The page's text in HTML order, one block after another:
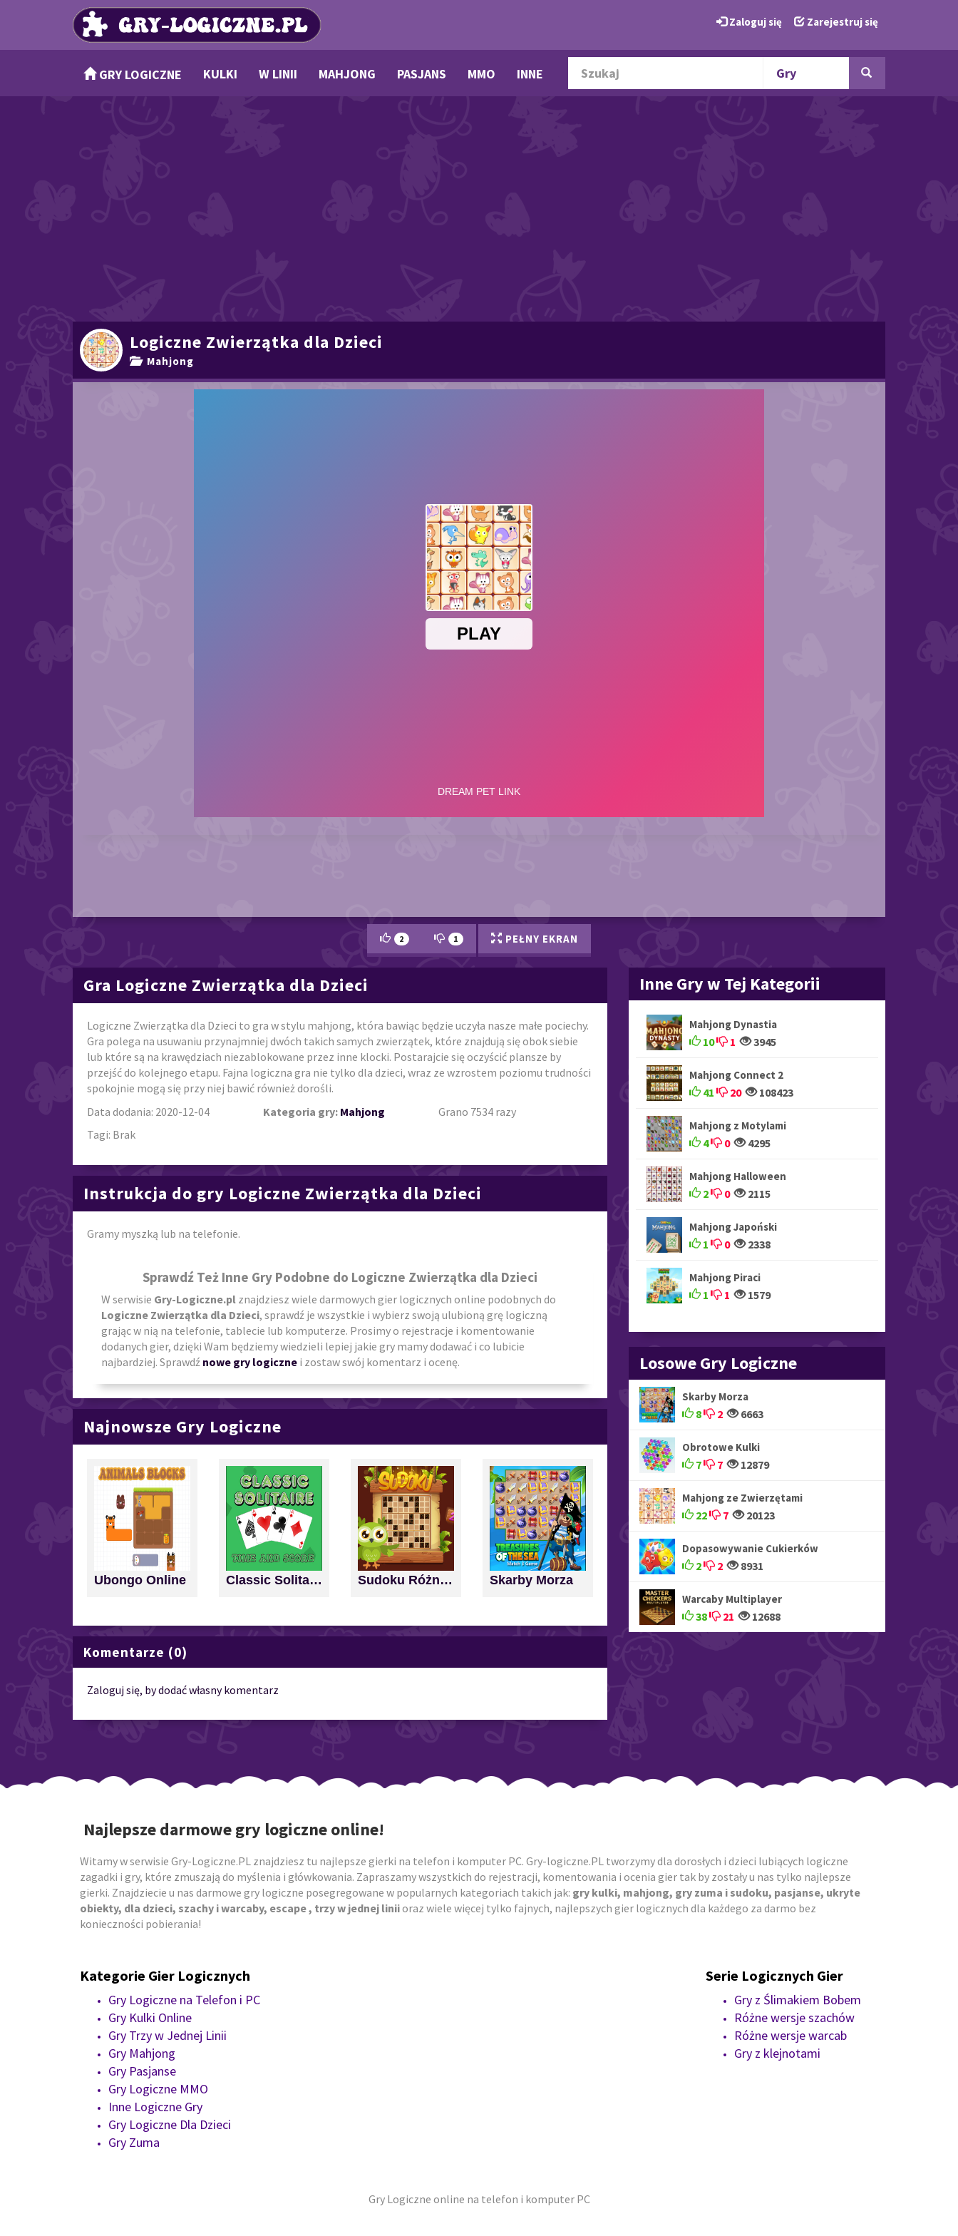
Zaloguj się Zarejestruj się
GRY LOGICZNE KULKI W LINII MAHJONG PASJANS MMO INNE
Logiczne Zwierzątka dla Dzieci
Mahjong
2 1 PEŁNY EKRAN
Inne Gry w Tej Kategorii
Mahjong Dynastia
10 1 3945
Mahjong Connect 2
41 20 108423
Mahjong z Motylami
4 0 4295
Mahjong Halloween
2 0 2115
Mahjong Japoński
1 0 2338
Mahjong Piraci
1 1 1579
Losowe Gry Logiczne
Skarby Morza
8 2 6663
Obrotowe Kulki
7 7 12879
Mahjong ze Zwierzętami
22 7 20123
Dopasowywanie Cukierków
2 2 8931
Warcaby Multiplayer
38 21 12688
Gra Logiczne Zwierzątka dla Dzieci
Logiczne Zwierzątka dla Dzieci to gra w stylu mahjong, która bawiąc będzie uczyła nasze małe pociechy.
Gra polega na usuwaniu przynajmniej dwóch takich samych zwierzątek, które znajdują się obok siebie
lub które są na krawędziach niezablokowane przez inne klocki. Postarajcie się oczyścić plansze by
przejść do kolejnego etapu. Fajna logiczna gra nie tylko dla dzieci, wraz ze wzrostem poziomu trudności
spokojnie mogą się przy niej bawić również dorośli.
Data dodania: 2020-12-04
Kategoria gry: Mahjong
Grano 7534 razy
Tagi: Brak
Instrukcja do gry Logiczne Zwierzątka dla Dzieci
Gramy myszką lub na telefonie.
Sprawdź Też Inne Gry Podobne do Logiczne Zwierzątka dla Dzieci
W serwisie Gry-Logiczne.pl znajdziesz wiele darmowych gier logicznych online podobnych do
Logiczne Zwierzątka dla Dzieci, sprawdź je wszystkie i wybierz swoją ulubioną grę logiczną
grając w nią na telefonie, tablecie lub komputerze. Prosimy o rejestracje i komentowanie
dodanych gier, dzięki Wam będziemy wiedzieli lepiej jakie gry mamy dodawać i co lubicie
najbardziej. Sprawdź nowe gry logiczne i zostaw swój komentarz i ocenę.
Najnowsze Gry Logiczne
Ubongo Online Classic Solitaire: Time and Score Sudoku Różne Poziomy Skarby Morza
Komentarze (0)
Zaloguj się, by dodać własny komentarz
Najlepsze darmowe gry logiczne online!
Witamy w serwisie Gry-Logiczne.PL znajdziesz tu najlepsze gierki na telefon i komputer PC. Gry-logiczne.PL tworzymy dla dorosłych i dzieci lubiących logiczne
zagadki i gry, które zmuszają do myślenia i główkowania. Zapraszamy wszystkich do rejestracji, komentowania i ocenia gier tak by zostały u nas tylko najlepsze
gierki. Znajdziecie u nas darmowe gry logiczne posegregowane w popularnych kategoriach takich jak: gry kulki, mahjong, gry zuma i sudoku, pasjanse, ukryte
obiekty, dla dzieci, szachy i warcaby, escape , trzy w jednej liniioraz wiele więcej tylko fajnych, najlepszych gier logicznych dla każdego za darmo bez
konieczności pobierania!
Kategorie Gier Logicznych
Gry Logiczne na Telefon i PC
Gry Kulki Online
Gry Trzy w Jednej Linii
Gry Mahjong
Gry Pasjanse
Gry Logiczne MMO
Inne Logiczne Gry
Gry Logiczne Dla Dzieci
Gry Zuma
Serie Logicznych Gier
Gry z Ślimakiem Bobem
Różne wersje szachów
Różne wersje warcab
Gry z klejnotami
Gry Logiczne online na telefon i komputer PC